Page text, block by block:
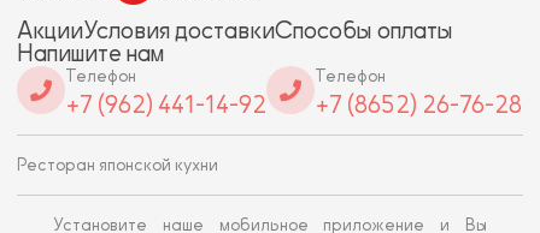
АкцииУсловия доставкиСпособы оплаты
Напишите нам
Телефон
+7 (962) 441-14-92
Телефон
+7 (8652) 26-76-28
Ресторан японской кухни
Установите наше мобильное приложение и Вы